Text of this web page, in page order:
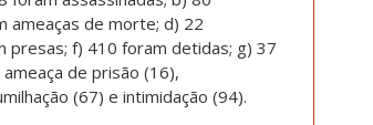
ameaças de morte; d) 22
presas; f) 410 foram detidas; g) 37
de prisão (16),
(67) e intimidação (94).